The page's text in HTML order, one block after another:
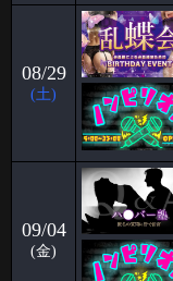
いつもお世話になって
ます🦋ケイタです！！
2026-03-23
パンブログ「花粉」
お久しぶりです！ 店
2026-03-14
パピヨン月曜日飲
こんばんは！ お酒とハ
曜日に月1回、パピヨン
2026-03-09
08/29
(土)
09/04
(金)